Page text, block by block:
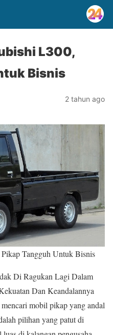
L300,
Bisnis
2 tahun ago
Tangguh Untuk Bisnis
Di Ragukan Lagi Dalam
Dan Keandalannya
mobil pikap yang andal
pilihan yang patut di